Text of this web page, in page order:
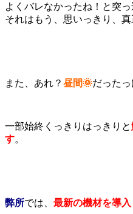
よくバレなかったね！と突っ
それはもう、思いっきり、真
また、あれ？ 昼間🌞だったっ
一部始終くっきりはっきりと
す。
弊所では、 最新の機材を導入